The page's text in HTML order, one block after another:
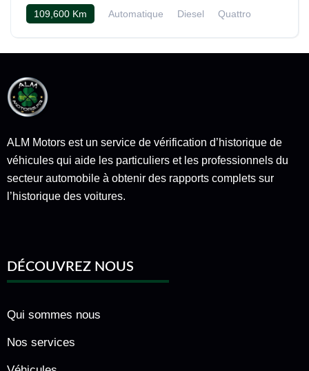
109,600 Km Automatique Diesel
Quattro
ALM Motors est un service de vérification d’historique de
véhicules qui aide les particuliers et les professionnels du
secteur automobile à obtenir des rapports complets sur
l’historique des voitures.
DÉCOUVREZ NOUS
Qui sommes nous
Nos services